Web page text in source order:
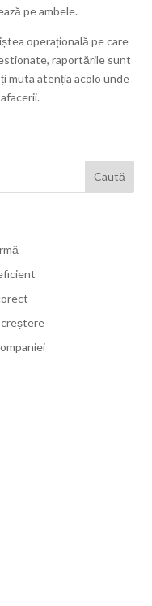
pe ambele.
operațională pe care
raportările sunt
muta atenția acolo unde
creștere